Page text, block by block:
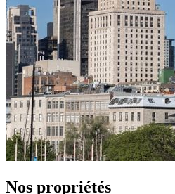
Nos propriétés